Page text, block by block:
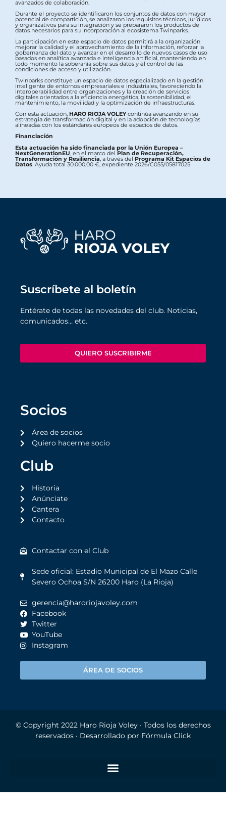
avanzados de colaboración.
Durante el proyecto se identificaron los conjuntos de datos con mayor
potencial de compartición, se analizaron los requisitos técnicos, jurídicos
y organizativos para su integración y se prepararon los productos de
datos necesarios para su incorporación al ecosistema Twinparks.
La participación en este espacio de datos permitirá a la organización
mejorar la calidad y el aprovechamiento de la información, reforzar la
gobernanza del dato y avanzar en el desarrollo de nuevos casos de uso
basados en analítica avanzada e inteligencia artificial, manteniendo en
todo momento la soberanía sobre sus datos y el control de las
condiciones de acceso y utilización.
Twinparks constituye un espacio de datos especializado en la gestión
inteligente de entornos empresariales e industriales, favoreciendo la
interoperabilidad entre organizaciones y la creación de servicios
digitales orientados a la eficiencia energética, la sostenibilidad, el
mantenimiento, la movilidad y la optimización de infraestructuras.
Con esta actuación, HARO RIOJA VOLEYcontinúa avanzando en su
estrategia de transformación digital y en la adopción de tecnologías
alineadas con los estándares europeos de espacios de datos.
Financiación
Esta actuación ha sido financiada por la Unión Europea –
NextGenerationEU , en el marco delPlan de Recuperación,
Transformación y Resiliencia , a través del Programa Kit Espacios de
Datos . Ayuda total 30.000,00 €, expediente 2026/C055/05817025
Suscríbete al boletín
Entérate de todas las novedades del club. Noticias,
comunicados… etc.
QUIERO SUSCRIBIRME
Socios
Área de socios
Quiero hacerme socio
Club
Historia
Anúnciate
Cantera
Contacto
Contactar con el Club
Sede oficial: Estadio Municipal de El Mazo Calle
Severo Ochoa S/N 26200 Haro (La Rioja)
gerencia@haroriojavoley.com
Facebook
Twitter
YouTube
Instagram
ÁREA DE SOCIOS
© Copyright 2022 Haro Rioja Voley· Todos los derechos
reservados · Desarrollado por Fórmula Click